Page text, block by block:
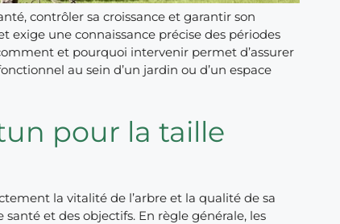
contrôler sa croissance et garantir son
exige une connaissance précise des périodes
et pourquoi intervenir permet d’assurer
au sein d’un jardin ou d’un espace
pour la taille
la vitalité de l’arbre et la qualité de sa
et des objectifs. En règle générale, les